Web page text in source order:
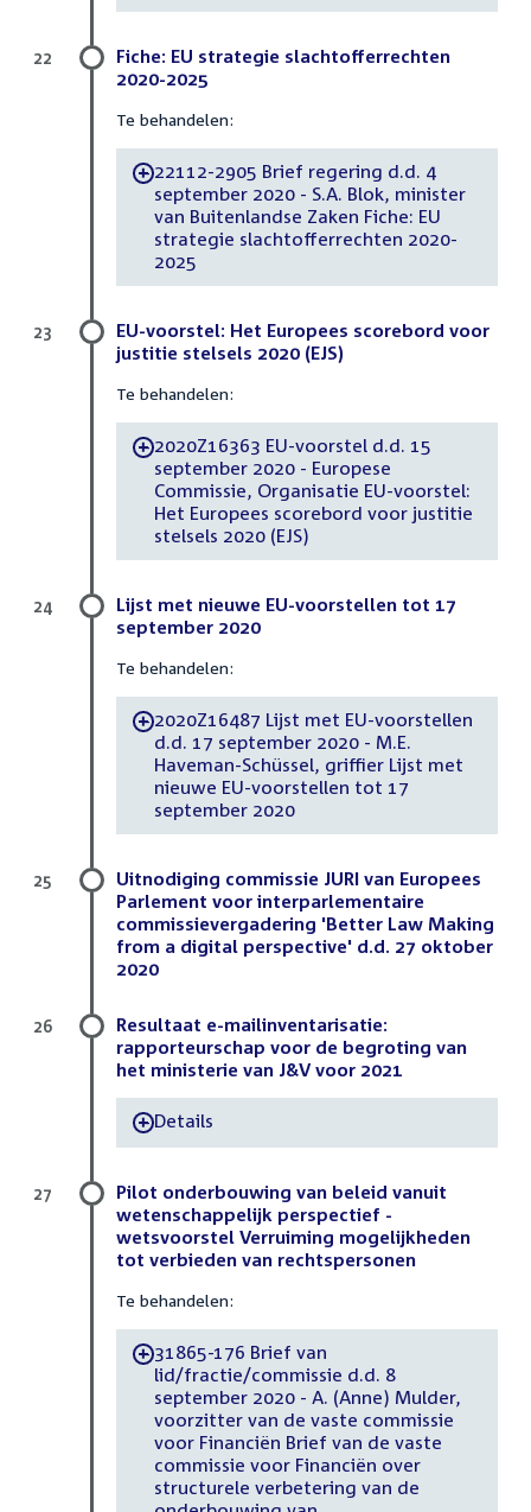
Fiche: EU strategie slachtofferrechten
2020-2025
Te behandelen:
-22112-2905 Brief regering d.d. 4
september 2020 - S.A. Blok, minister
van Buitenlandse Zaken Fiche: EU
strategie slachtofferrechten 2020-
2025
22
EU-voorstel: Het Europees scorebord voor
justitie stelsels 2020 (EJS)
Te behandelen:
-2020Z16363 EU-voorstel d.d. 15
september 2020 - Europese
Commissie, Organisatie EU-voorstel:
Het Europees scorebord voor justitie
stelsels 2020 (EJS)
23
Lijst met nieuwe EU-voorstellen tot 17
september 2020
Te behandelen:
-2020Z16487 Lijst met EU-voorstellen
d.d. 17 september 2020 - M.E.
Haveman-Schüssel, griffier Lijst met
nieuwe EU-voorstellen tot 17
september 2020
24
Uitnodiging commissie JURI van Europees
Parlement voor interparlementaire
commissievergadering 'Better Law Making
from a digital perspective' d.d. 27 oktober
2020
25
Resultaat e-mailinventarisatie:
rapporteurschap voor de begroting van
het ministerie van J&V voor 2021
-Details
26
Pilot onderbouwing van beleid vanuit
wetenschappelijk perspectief -
wetsvoorstel Verruiming mogelijkheden
tot verbieden van rechtspersonen
Te behandelen:
-31865-176 Brief van
lid/fractie/commissie d.d. 8
september 2020 - A. (Anne) Mulder,
voorzitter van de vaste commissie
voor Financiën Brief van de vaste
commissie voor Financiën over
structurele verbetering van de
27